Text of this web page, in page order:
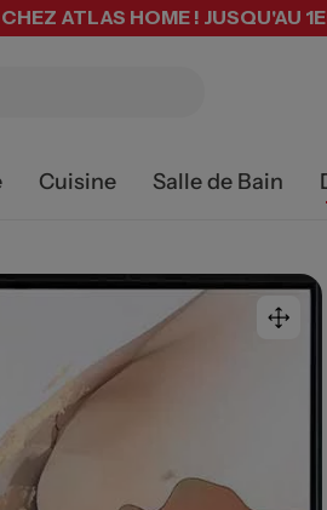
ATLAS HOME ! JUSQU'AU
Cuisine Salle de Bain